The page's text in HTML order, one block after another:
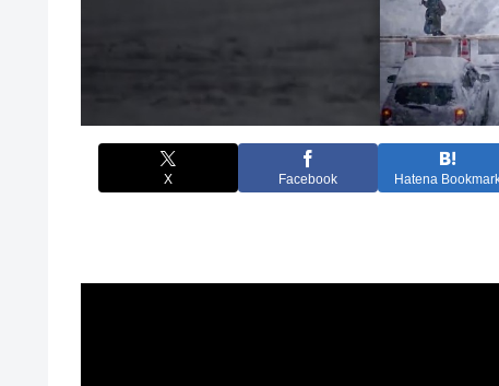
X Facebook Hatena